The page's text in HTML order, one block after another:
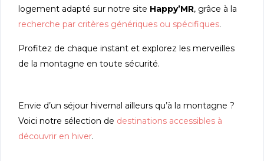
logement adapté sur notre site Happy’MR, grâce à la
recherche par critères génériques ou spécifiques.
Profitez de chaque instant et explorez les merveilles
de la montagne en toute sécurité.
Envie d’un séjour hivernal ailleurs qu’à la montagne ?
Voici notre sélection de destinations accessibles à
découvrir en hiver.